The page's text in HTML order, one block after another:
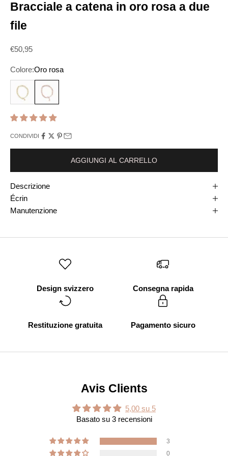
Bracciale a catena in oro rosa a due
file
Prix de vente
€50,95
Colore:Oro rosa
Oro
Oro rosa
CONDIVIDI
AGGIUNGI AL CARRELLO
Descrizione
Écrin
Manutenzione
Design svizzero Consegna rapida
Restituzione gratuita Pagamento sicuro
Avis Clients
5,00 su 5
Basato su 3 recensioni
3
0